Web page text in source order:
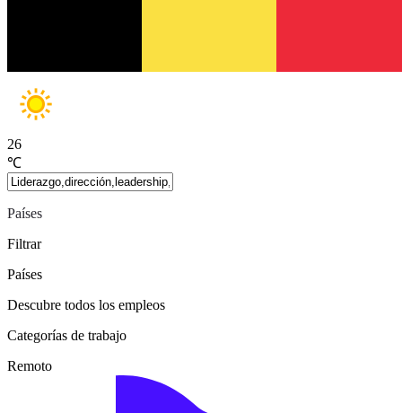
26
℃
Países
Filtrar
Países
Descubre todos los empleos
Categorías de trabajo
Remoto